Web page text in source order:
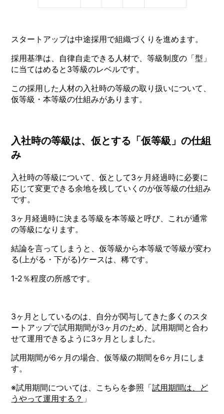
スタートアップは中途採用で組織づくりを進めます。
採用基準は、自律自走できる人材で、等級制度の「型」
に当てはめると3等級のレベルです。
この採用した人材の入社時の等級の取り扱いについて、
仮等級・本等級の仕組みがあります。
入社時の等級は、仮とする「仮等級」の仕組
み
入社時の等級について、仮として3ヶ月経過時に必要に
応じて変更できる余地を残していくのが仮等級の仕組み
です。
3ヶ月経過時に決まる等級を本等級と呼び、これが通常
の等級になります。
結論を言ってしまうと、仮等級から本等級で等級が変わ
る(上がる・下がる)ケースは、稀です。
1-2％程度の所感です。
3ヶ月としているのは、自分が関与してきた多くのスタ
ートアップで試用期間が3ヶ月のため、試用期間と合わ
せて運用できるように3ヶ月としました。
試用期間が6ヶ月の場合、仮等級の期間を6ヶ月にしま
す。
※試用期間については、こちらを参照「試用期間は、ど
うやって運用する？ 」